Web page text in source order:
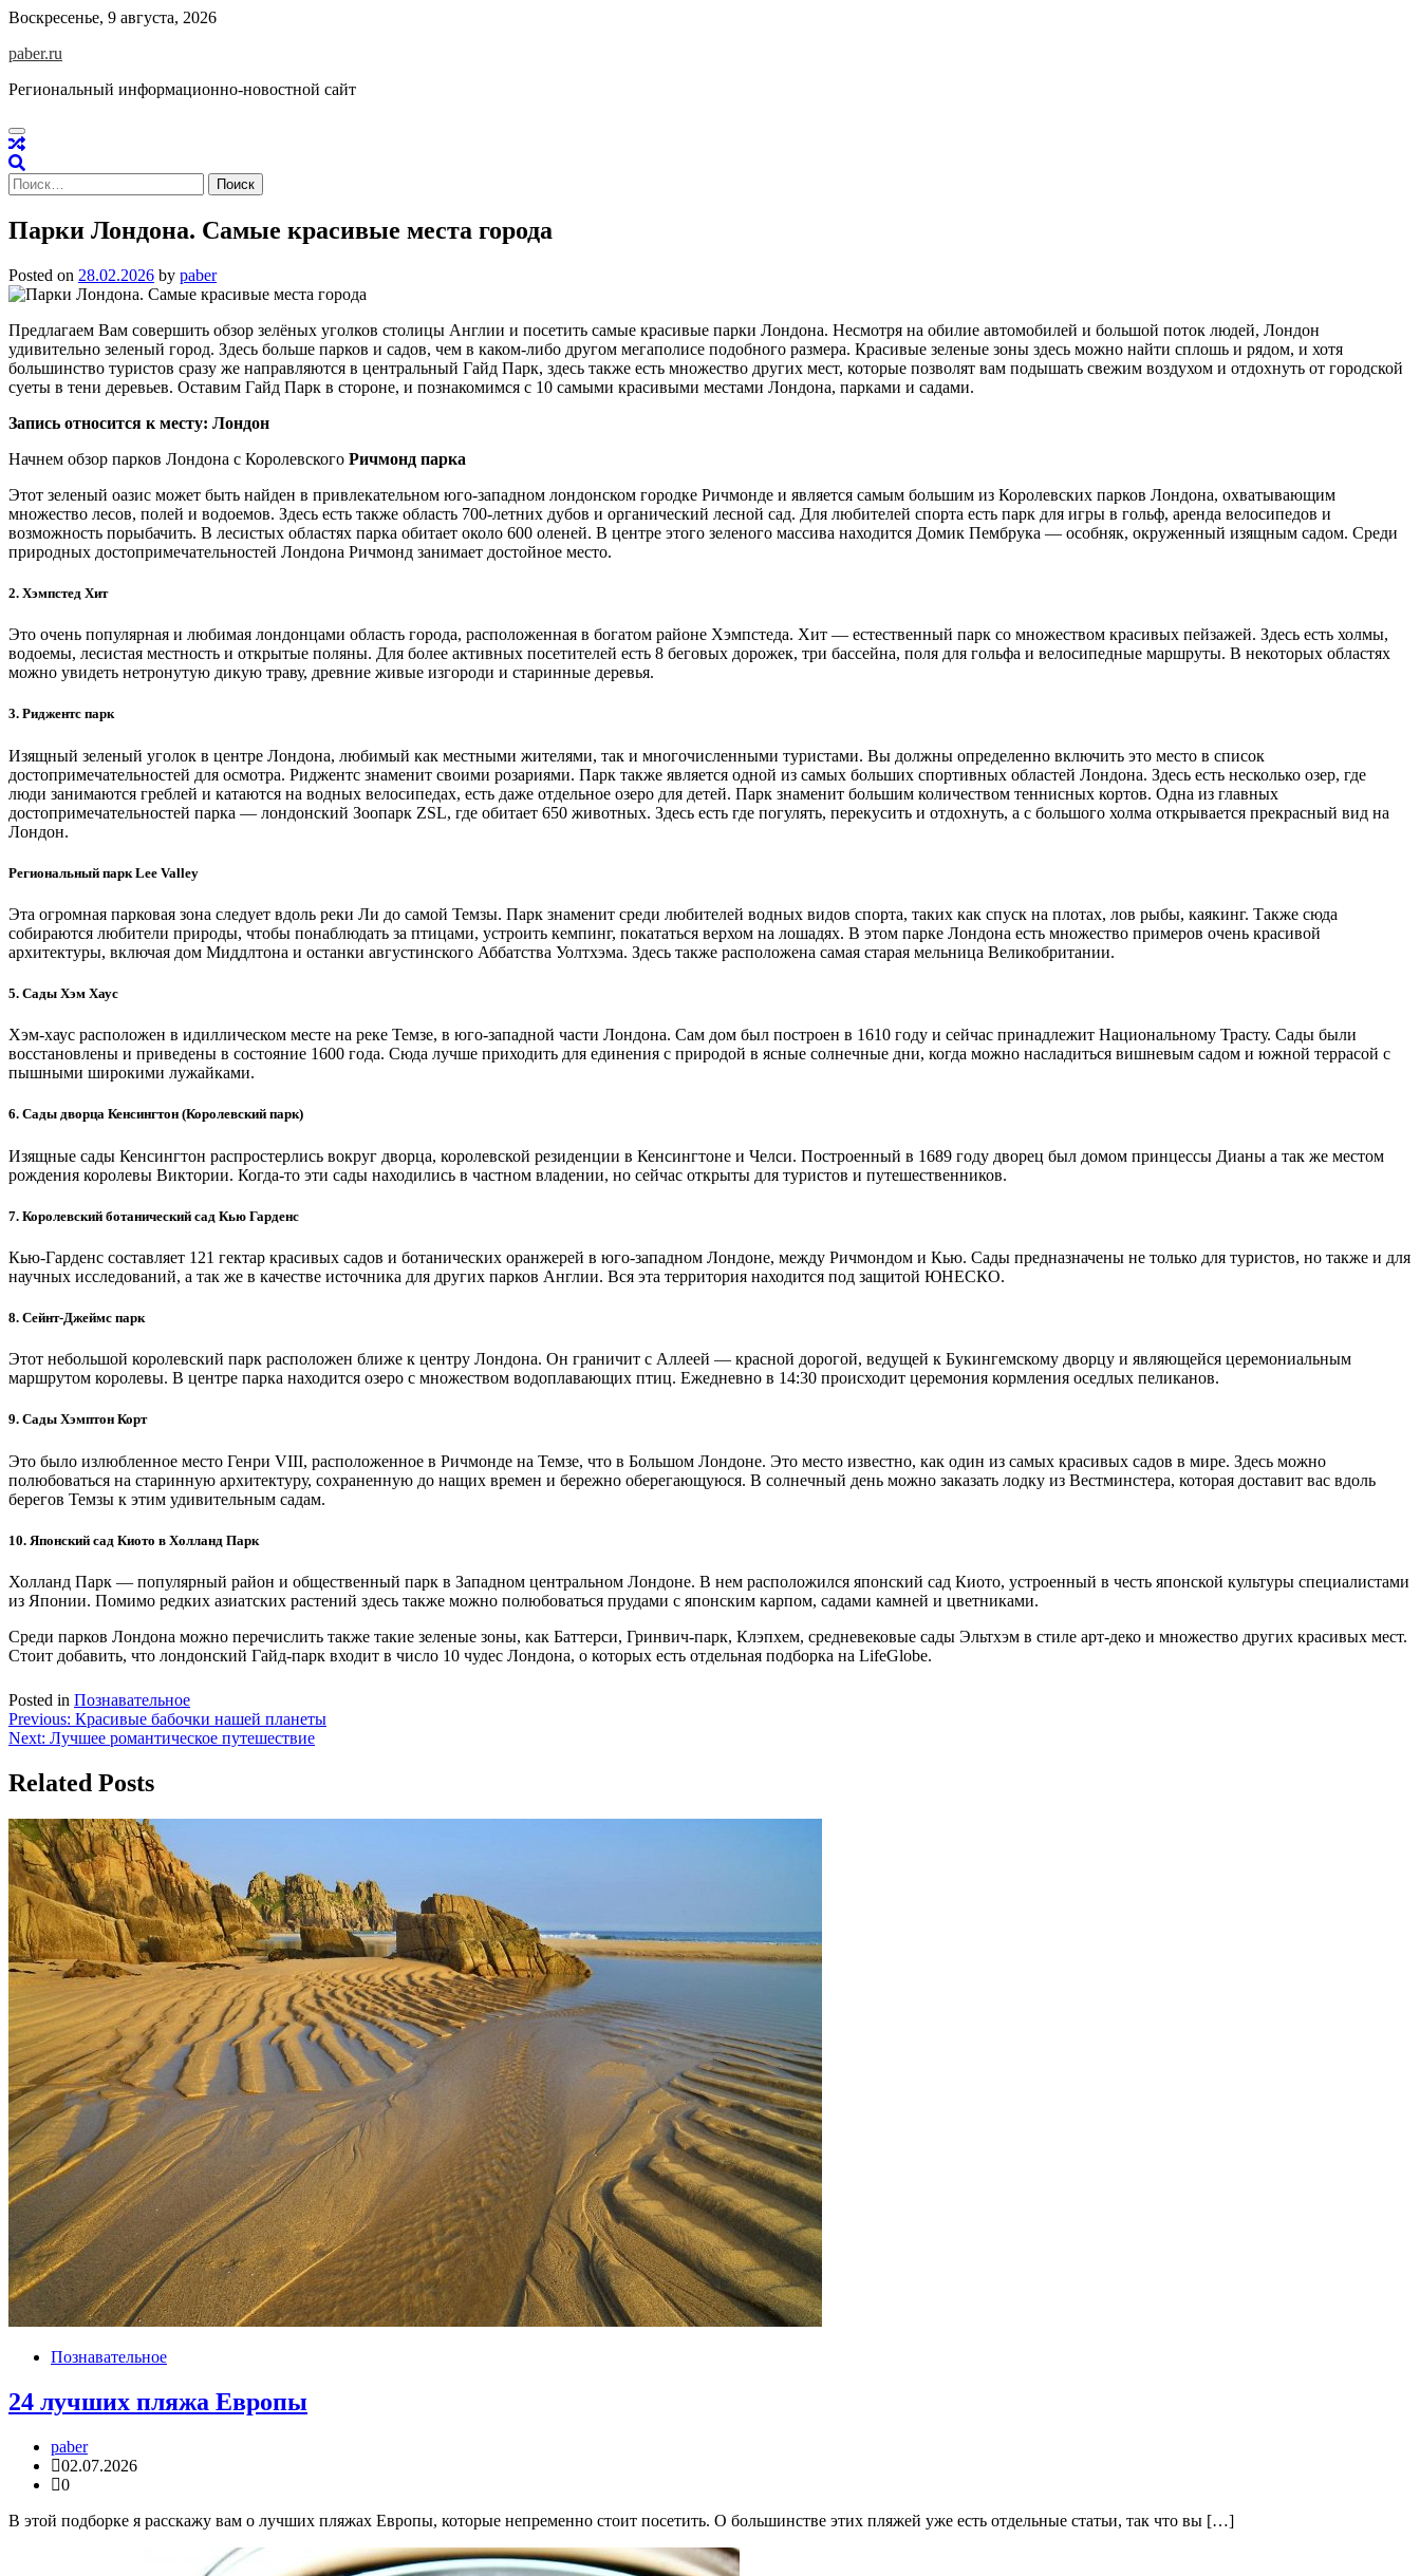
Skip
content
Воскресенье, 9 августа, 2026
paber.ru
Региональный информационно-новостной сайт
Найти:
Парки Лондона. Самые красивые места города
Posted on 28.02.2026 by paber
Предлагаем Вам совершить обзор зелёных уголков столицы Англии и посетить самые красивые парки Лондона. Несмотря на обилие автомобилей и большой поток людей, Лондон
удивительно зеленый город. Здесь больше парков и садов, чем в каком-либо другом мегаполисе подобного размера. Красивые зеленые зоны здесь можно найти сплошь и рядом, и хотя
большинство туристов сразу же направляются в центральный Гайд Парк, здесь также есть множество других мест, которые позволят вам подышать свежим воздухом и отдохнуть от городской
суеты в тени деревьев. Оставим Гайд Парк в стороне, и познакомимся с 10 самыми красивыми местами Лондона, парками и садами.
Запись относится к месту: Лондон
Начнем обзор парков Лондона с Королевского Ричмонд парка
Этот зеленый оазис может быть найден в привлекательном юго-западном лондонском городке Ричмонде и является самым большим из Королевских парков Лондона, охватывающим
множество лесов, полей и водоемов. Здесь есть также область 700-летних дубов и органический лесной сад. Для любителей спорта есть парк для игры в гольф, аренда велосипедов и
возможность порыбачить. В лесистых областях парка обитает около 600 оленей. В центре этого зеленого массива находится Домик Пембрука — особняк, окруженный изящным садом. Среди
природных достопримечательностей Лондона Ричмонд занимает достойное место.
2. Хэмпстед Хит
Это очень популярная и любимая лондонцами область города, расположенная в богатом районе Хэмпстеда. Хит — естественный парк со множеством красивых пейзажей. Здесь есть холмы,
водоемы, лесистая местность и открытые поляны. Для более активных посетителей есть 8 беговых дорожек, три бассейна, поля для гольфа и велосипедные маршруты. В некоторых областях
можно увидеть нетронутую дикую траву, древние живые изгороди и старинные деревья.
3. Риджентс парк
Изящный зеленый уголок в центре Лондона, любимый как местными жителями, так и многочисленными туристами. Вы должны определенно включить это место в список
достопримечательностей для осмотра. Риджентс знаменит своими розариями. Парк также является одной из самых больших спортивных областей Лондона. Здесь есть несколько озер, где
люди занимаются греблей и катаются на водных велосипедах, есть даже отдельное озеро для детей. Парк знаменит большим количеством теннисных кортов. Одна из главных
достопримечательностей парка — лондонский Зоопарк ZSL, где обитает 650 животных. Здесь есть где погулять, перекусить и отдохнуть, а с большого холма открывается прекрасный вид на
Лондон.
Региональный парк Lee Valley
Эта огромная парковая зона следует вдоль реки Ли до самой Темзы. Парк знаменит среди любителей водных видов спорта, таких как спуск на плотах, лов рыбы, каякинг. Также сюда
собираются любители природы, чтобы понаблюдать за птицами, устроить кемпинг, покататься верхом на лошадях. В этом парке Лондона есть множество примеров очень красивой
архитектуры, включая дом Миддлтона и останки августинского Аббатства Уолтхэма. Здесь также расположена самая старая мельница Великобритании.
5. Сады Хэм Хаус
Хэм-хаус расположен в идиллическом месте на реке Темзе, в юго-западной части Лондона. Сам дом был построен в 1610 году и сейчас принадлежит Национальному Трасту. Сады были
восстановлены и приведены в состояние 1600 года. Сюда лучше приходить для единения с природой в ясные солнечные дни, когда можно насладиться вишневым садом и южной террасой с
пышными широкими лужайками.
6. Сады дворца Кенсингтон (Королевский парк)
Изящные сады Кенсингтон распростерлись вокруг дворца, королевской резиденции в Кенсингтоне и Челси. Построенный в 1689 году дворец был домом принцессы Дианы а так же местом
рождения королевы Виктории. Когда-то эти сады находились в частном владении, но сейчас открыты для туристов и путешественников.
7. Королевский ботанический сад Кью Гарденс
Кью-Гарденс составляет 121 гектар красивых садов и ботанических оранжерей в юго-западном Лондоне, между Ричмондом и Кью. Сады предназначены не только для туристов, но также и для
научных исследований, а так же в качестве источника для других парков Англии. Вся эта территория находится под защитой ЮНЕСКО.
8. Сейнт-Джеймс парк
Этот небольшой королевский парк расположен ближе к центру Лондона. Он граничит с Аллеей — красной дорогой, ведущей к Букингемскому дворцу и являющейся церемониальным
маршрутом королевы. В центре парка находится озеро с множеством водоплавающих птиц. Ежедневно в 14:30 происходит церемония кормления оседлых пеликанов.
9. Сады Хэмптон Корт
Это было излюбленное место Генри VIII, расположенное в Ричмонде на Темзе, что в Большом Лондоне. Это место известно, как один из самых красивых садов в мире. Здесь можно
полюбоваться на старинную архитектуру, сохраненную до нащих времен и бережно оберегающуюся. В солнечный день можно заказать лодку из Вестминстера, которая доставит вас вдоль
берегов Темзы к этим удивительным садам.
10. Японский сад Киото в Холланд Парк
Холланд Парк — популярный район и общественный парк в Западном центральном Лондоне. В нем расположился японский сад Киото, устроенный в честь японской культуры специалистами
из Японии. Помимо редких азиатских растений здесь также можно полюбоваться прудами с японским карпом, садами камней и цветниками.
Среди парков Лондона можно перечислить также такие зеленые зоны, как Баттерси, Гринвич-парк, Клэпхем, средневековые сады Эльтхэм в стиле арт-деко и множество других красивых мест.
Стоит добавить, что лондонский Гайд-парк входит в число 10 чудес Лондона, о которых есть отдельная подборка на LifeGlobe.
Posted in Познавательное
Навигация
по
записям
Previous: Красивые бабочки нашей планеты
Next: Лучшее романтическое путешествие
Related Posts
Познавательное
24 лучших пляжа Европы
paber
02.07.2026
0
В этой подборке я расскажу вам о лучших пляжах Европы, которые непременно стоит посетить. О большинстве этих пляжей уже есть отдельные статьи, так что вы […]